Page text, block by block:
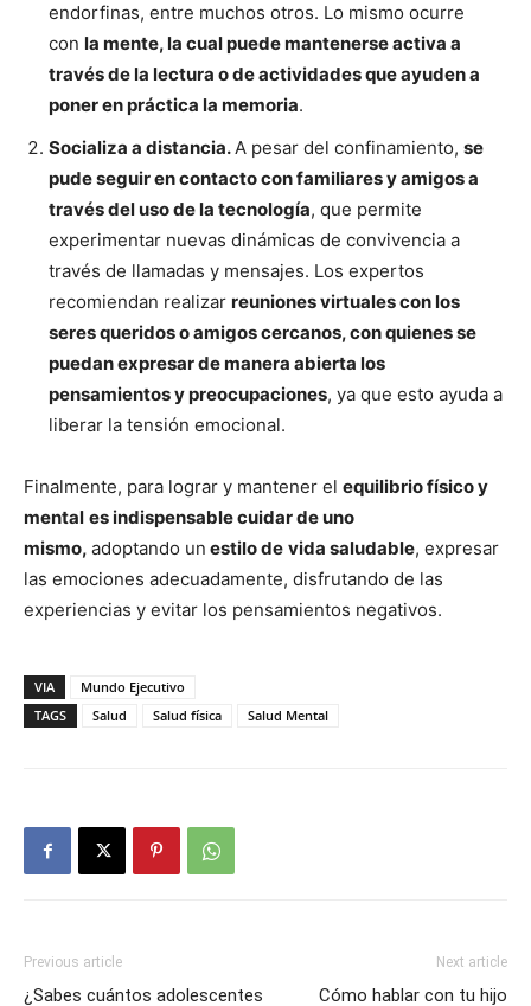
endorfinas, entre muchos otros. Lo mismo ocurre
con la mente, la cual puede mantenerse activa a
través de la lectura o de actividades que ayuden a
poner en práctica la memoria.
Socializa a distancia.A pesar del confinamiento, se
pude seguir en contacto con familiares y amigos a
través del uso de la tecnología, que permite
experimentar nuevas dinámicas de convivencia a
través de llamadas y mensajes. Los expertos
recomiendan realizar reuniones virtuales con los
seres queridos o amigos cercanos, con quienes se
puedan expresar de manera abierta los
pensamientos y preocupaciones, ya que esto ayuda a
liberar la tensión emocional.
Finalmente, para lograr y mantener el equilibrio físico y
mental es indispensable cuidar de uno
mismo, adoptando un estilo de vida saludable, expresar
las emociones adecuadamente, disfrutando de las
experiencias y evitar los pensamientos negativos.
VIA
Mundo Ejecutivo
TAGS
Salud Salud física Salud Mental
Previous article
¿Sabes cuántos adolescentes
Next article
Cómo hablar con tu hijo